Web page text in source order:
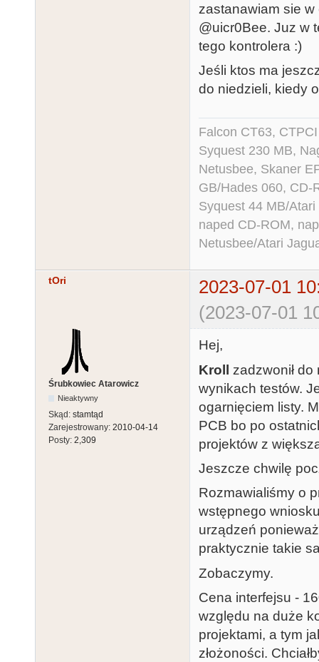
zastanawiam sie
@uicr0Bee. Juz w
tego kontrolera :)
Jeśli ktos ma
do niedzieli, kiedy
Falcon CT63,
Syquest 230 MB,
Netusbee, Skaner
GB/Hades 060, CD-
Syquest 44 MB/
naped CD-ROM,
Netusbee/Atari
tOri
2023-07-01
(2023-07-01
Śrubkowiec Atarowicz
Nieaktywny
Skąd: stamtąd
Zarejestrowany: 2010-04-14
Posty: 2,309
Hej,
Kroll zadzwonił
wynikach testów.
ogarnięciem listy.
PCB bo po
projektów z
Jeszcze chwilę
Rozmawialiśmy o
wstępnego
urządzeń
praktycznie takie
Zobaczymy.
Cena interfejsu -
względu na duże
projektami, a tym
złożoności.